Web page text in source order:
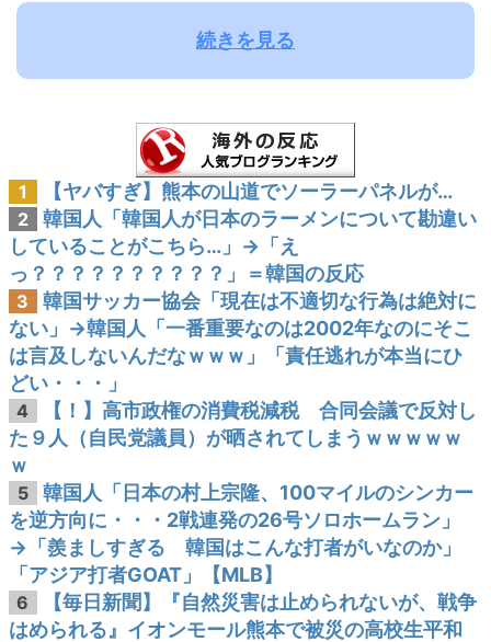
続きを見る
1 【ヤバすぎ】熊本の山道でソーラーパネルが…
2
韓国人「韓国人が日本のラーメンについて勘違い
していることがこちら…」→「え
っ？？？？？？？？？？」＝韓国の反応
3
韓国サッカー協会「現在は不適切な行為は絶対に
ない」→韓国人「一番重要なのは2002年なのにそこ
は言及しないんだなｗｗｗ」「責任逃れが本当にひ
どい・・・」
4
【！】高市政権の消費税減税 合同会議で反対し
た９人（自民党議員）が晒されてしまうｗｗｗｗｗ
ｗ
5
韓国人「日本の村上宗隆、100マイルのシンカー
を逆方向に・・・2戦連発の26号ソロホームラン」
→「羨ましすぎる 韓国はこんな打者がいなのか」
「アジア打者GOAT」【MLB】
6
【毎日新聞】『自然災害は止められないが、戦争
はめられる』イオンモール熊本で被災の高校生平和